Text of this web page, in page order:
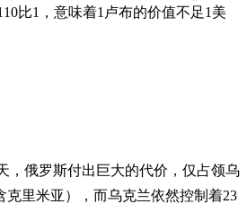
比1，意味着1卢布的价值不足1美
，俄罗斯付出巨大的代价，仅占领乌
克里米亚），而乌克兰依然控制着23